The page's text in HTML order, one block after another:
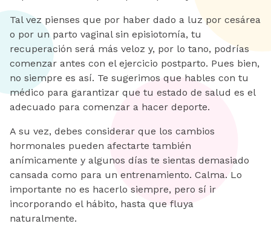
Tal vez pienses que por haber dado a luz por cesárea
o por un parto vaginal sin episiotomía, tu
recuperación será más veloz y, por lo tano, podrías
comenzar antes con el ejercicio postparto. Pues bien,
no siempre es así. Te sugerimos que hables con tu
médico para garantizar que tu estado de salud es el
adecuado para comenzar a hacer deporte.
A su vez, debes considerar que los cambios
hormonales pueden afectarte también
anímicamente y algunos días te sientas demasiado
cansada como para un entrenamiento. Calma. Lo
importante no es hacerlo siempre, pero sí ir
incorporando el hábito, hasta que fluya
naturalmente.